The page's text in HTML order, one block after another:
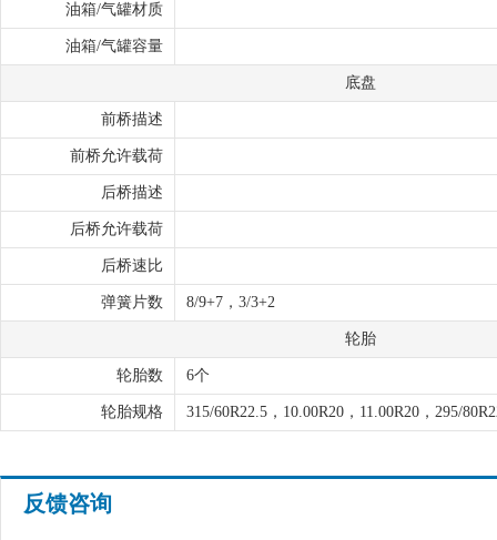
油箱/气罐材质
油箱/气罐容量
底盘
前桥描述
前桥允许载荷
后桥描述
后桥允许载荷
后桥速比
弹簧片数 8/9+7，3/3+2
轮胎
轮胎数 6个
轮胎规格 315/60R22.5，10.00R20，11.00R20，295/
反馈咨询